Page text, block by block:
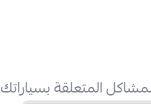
المتعلقة بسياراتك